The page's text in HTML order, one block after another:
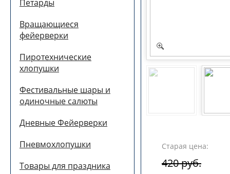
Петарды
Вращающиеся
фейерверки
Пиротехнические
хлопушки
Фестивальные шары и
одиночные салюты
Дневные Фейерверки
Пневмохлопушки
Товары для праздника
Старая цена:
420 руб.